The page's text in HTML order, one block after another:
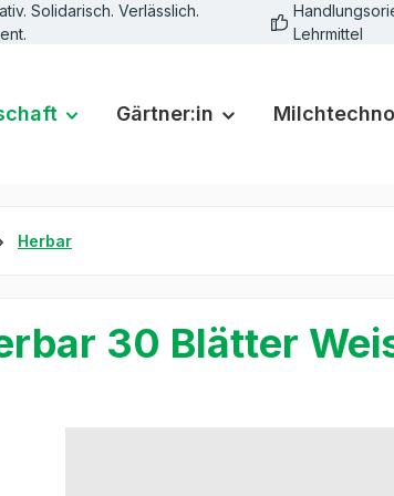
Solidarisch. Verlässlich.
Lehrmittel
Gärtner:in
Herbar
30 Blätter